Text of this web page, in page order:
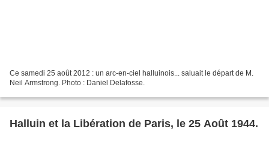
Ce samedi 25 août 2012 : un arc-en-ciel halluinois... saluait le départ de M.
Neil Armstrong. Photo : Daniel Delafosse.
Halluin et la Libération de Paris, le 25 Août 1944.